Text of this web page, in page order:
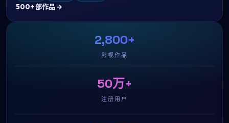
500+部作品 →
2,800+
影视作品
50万+
注册用户